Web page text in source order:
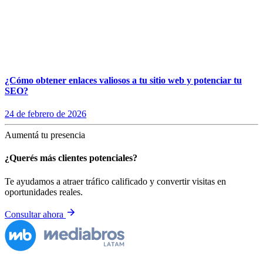
¿Cómo obtener enlaces valiosos a tu sitio web y potenciar tu
SEO?
24 de febrero de 2026
Aumentá tu presencia
¿Querés más clientes potenciales?
Te ayudamos a atraer tráfico calificado y convertir visitas en
oportunidades reales.
Consultar ahora